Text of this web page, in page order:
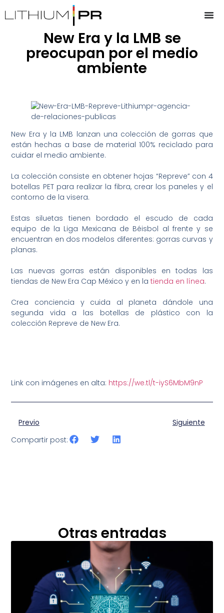
New Era y la LMB se
preocupan por el medio
ambiente
New Era y la LMB lanzan una colección de gorras que
están hechas a base de material 100% reciclado para
cuidar el medio ambiente.
La colección consiste en obtener hojas “Repreve” con 4
botellas PET para realizar la fibra, crear los paneles y el
contorno de la visera.
Estas siluetas tienen bordado el escudo de cada
equipo de la Liga Mexicana de Béisbol al frente y se
encuentran en dos modelos diferentes: gorras curvas y
planas.
Las nuevas gorras están disponibles en todas las
tiendas de New Era Cap México y en latienda en línea.
Crea conciencia y cuida al planeta dándole una
segunda vida a las botellas de plástico con la
colección Repreve de New Era.
Link con imágenes en alta: https://we.tl/t-iyS6MbM9nP
Previo
Siguiente
Compartir post:
Otras entradas